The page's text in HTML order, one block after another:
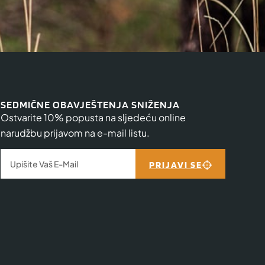
SEDMIČNE OBAVJEŠTENJA SNIŽENJA
Ostvarite 10% popusta na sljedeću online
narudžbu prijavom na e-mail listu.
PRIJAVI SE